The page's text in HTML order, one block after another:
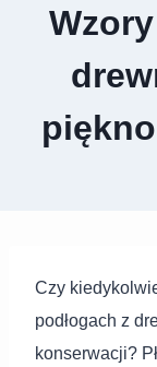
Czy
podłogach z
konserwacji?